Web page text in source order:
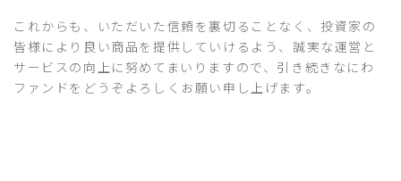
これからも、いただいた信頼を裏切ることなく、投資家の
皆様により良い商品を提供していけるよう、誠実な運営と
サービスの向上に努めてまいりますので、引き続きなにわ
ファンドをどうぞよろしくお願い申し上げます。